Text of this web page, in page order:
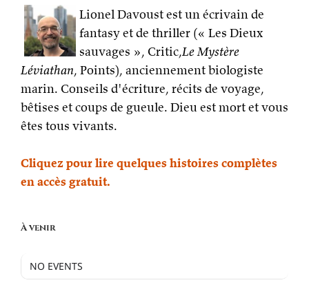
Lionel Davoust est un écrivain de
fantasy et de thriller (« Les Dieux
sauvages », Critic,Le Mystère
Léviathan, Points), anciennement biologiste
marin. Conseils d'écriture, récits de voyage,
bêtises et coups de gueule. Dieu est mort et vous
êtes tous vivants.
Cliquez pour lire quelques histoires complètes
en accès gratuit.
À venir
NO EVENTS